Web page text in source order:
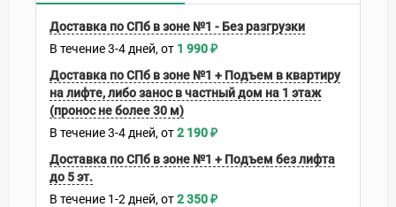
Доставка по СПб в зоне №1 - Без разгрузки
В течение3-4 дней 1 990₽
Доставка по СПб в зоне №1 + Подъем в квартиру
на лифте, либо занос в частный дом на 1 этаж
(пронос не более 30 м)
В течение3-4 дней 2 190₽
Доставка по СПб в зоне №1 + Подъем без лифта
до 5 эт.
В течение 1-2 дней 2 350₽